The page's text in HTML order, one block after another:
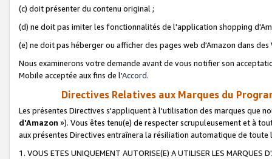
(c) doit présenter du contenu original ;
(d) ne doit pas imiter les fonctionnalités de l'application shopping
(e) ne doit pas héberger ou afficher des pages web d'Amazon dans
Nous examinerons votre demande avant de vous notifier son
Mobile acceptée aux fins de l'Accord.
Directives Relatives aux Marques du
Les présentes Directives s'appliquent à l'utilisation des marques que
d'Amazon »). Vous êtes tenu(e) de respecter scrupuleusement et à
aux présentes Directives entraînera la résiliation automatique de
1. VOUS ETES UNIQUEMENT AUTORISE(E) A UTILISER LES MARQUES